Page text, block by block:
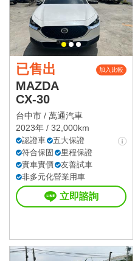
已售出 加入比較
MAZDA
CX-30
台中市 / 萬通汽車
2023年 / 32,000km
認證車
五大保證
符合保固
里程保證
實車實價
友善試車
非多元化營業用車
立即諮詢